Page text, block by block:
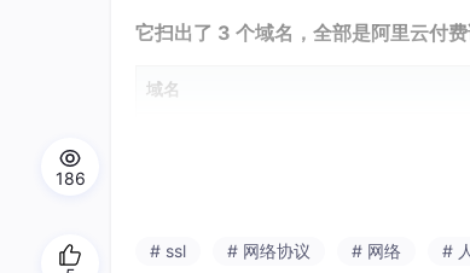
它扫出了 3 个域名，全部是阿里云付费
域名
# ssl # 网络协议 # 网络 #
186